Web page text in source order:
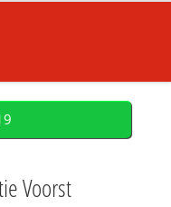
Voorst